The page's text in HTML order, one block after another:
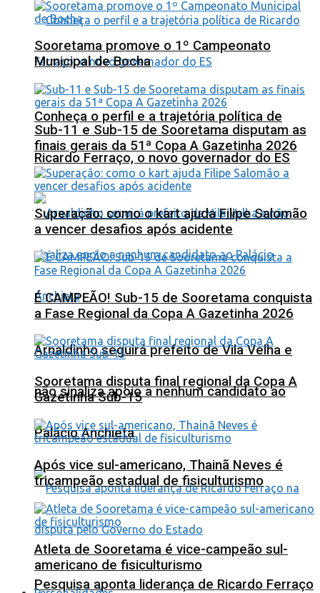
Conheça o perfil e a trajetória política de
Ricardo Ferraço, o novo governador do ES
Arnaldinho seguirá prefeito de Vila Velha e
não sinaliza apoio a nenhum candidato ao
Palácio Anchieta
Pesquisa aponta liderança de Ricardo Ferraço
Sooretama promove o 1º Campeonato
Municipal de Bocha
Sub-11 e Sub-15 de Sooretama disputam as
finais gerais da 51ª Copa A Gazetinha 2026
Superação: como o kart ajuda Filipe Salomão
a vencer desafios após acidente
É CAMPEÃO! Sub-15 de Sooretama conquista
a Fase Regional da Copa A Gazetinha 2026
Sooretama disputa final regional da Copa A
Gazetinha Sub-15
Após vice sul-americano, Thainã Neves é
tricampeão estadual de fisiculturismo
Atleta de Sooretama é vice-campeão sul-
americano de fisiculturismo